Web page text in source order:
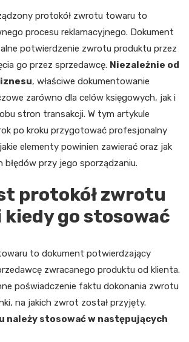
protokół zwrotu towaru to
procesu reklamacyjnego. Dokument
potwierdzenie zwrotu produktu przez
go przez sprzedawcę. Niezależnie od
, właściwe dokumentowanie
zarówno dla celów księgowych, jak i
stron transakcji. W tym artykule
po kroku przygotować profesjonalny
elementy powinien zawierać oraz jak
przy jego sporządzaniu.
protokół zwrotu
go stosować
to dokument potwierdzający
zwracanego produktu od klienta.
poświadczenie faktu dokonania zwrotu
na jakich zwrot został przyjęty.
należy stosować w następujących